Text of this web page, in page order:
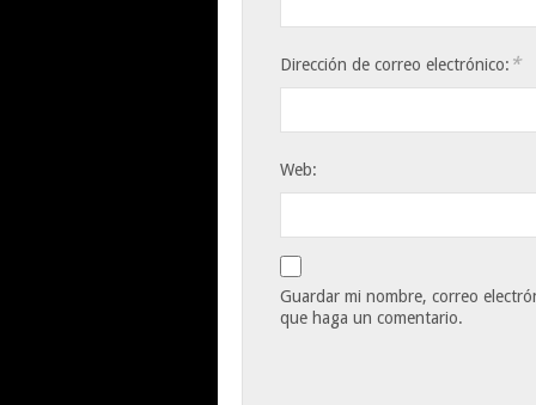
Dirección de correo electrónico: *
Web:
Guardar mi nombre, correo
que haga un comentario.